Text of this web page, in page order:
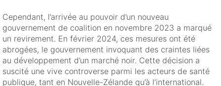
Cependant, l’arrivée au pouvoir d’un nouveau
gouvernement de coalition en novembre 2023 a marqué
un revirement. En février 2024, ces mesures ont été
abrogées, le gouvernement invoquant des craintes liées
au développement d’un marché noir. Cette décision a
suscité une vive controverse parmi les acteurs de santé
publique, tant en Nouvelle-Zélande qu’à l’international.